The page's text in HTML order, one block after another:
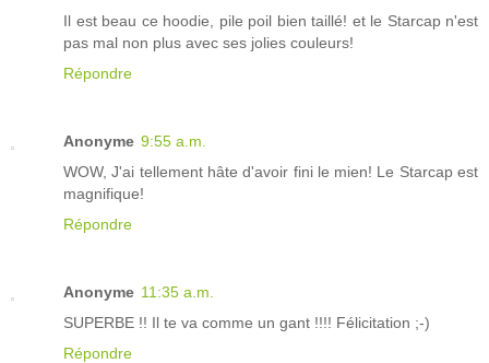
Il est beau ce hoodie, pile poil bien taillé! et le Starcap n'est
pas mal non plus avec ses jolies couleurs!
Répondre
Anonyme 9:55 a.m.
WOW, J'ai tellement hâte d'avoir fini le mien! Le Starcap est
magnifique!
Répondre
Anonyme 11:35 a.m.
SUPERBE !! Il te va comme un gant !!!! Félicitation ;-)
Répondre